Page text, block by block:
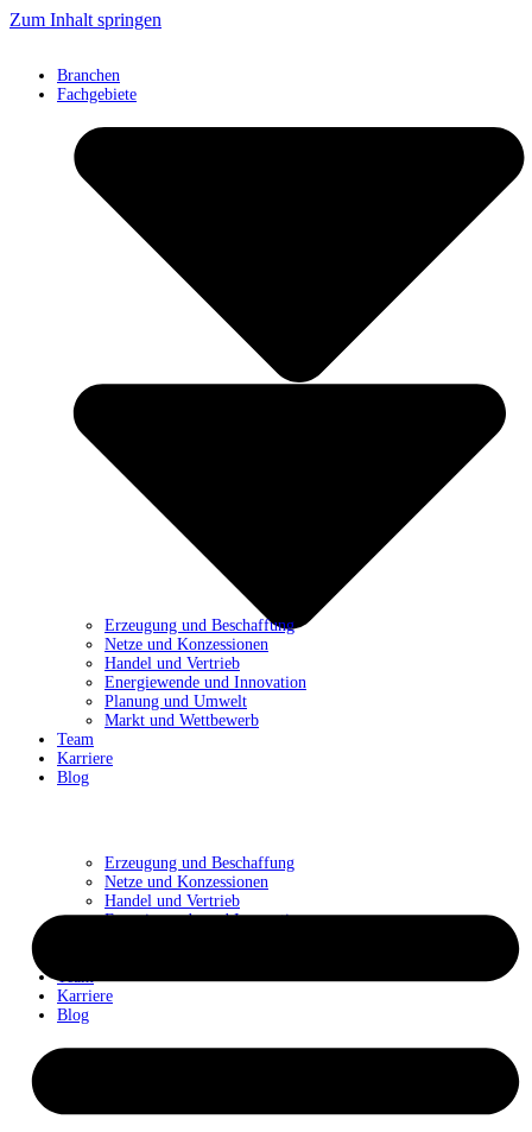
Zum Inhalt springen
Branchen
Fachgebiete
Erzeugung und Beschaffung
Netze und Konzessionen
Handel und Vertrieb
Energiewende und Innovation
Team
Karriere
Blog
Erzeugung und Beschaffung
Netze und Konzessionen
Handel und Vertrieb
Energiewende und Innovation
Planung und Umwelt
Markt und Wettbewerb
Team
Karriere
Blog